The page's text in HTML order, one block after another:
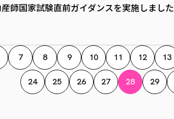
師国家試験直前ガイダンスを実施しました
7 8 9 10 11 12 13
24 25 26 27 28 29